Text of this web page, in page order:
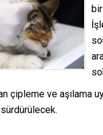
çipleme ve aşılama